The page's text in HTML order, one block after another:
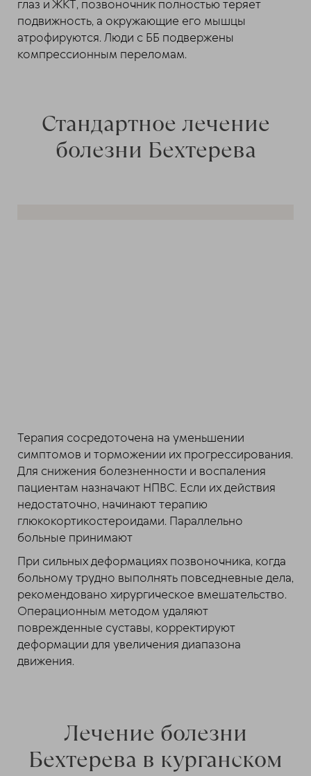
глаз и ЖКТ, позвоночник полностью теряет
подвижность, а окружающие его мышцы
атрофируются. Люди с ББ подвержены
компрессионным переломам.
Стандартное лечение
болезни Бехтерева
Терапия сосредоточена на уменьшении
симптомов и торможении их прогрессирования.
Для снижения болезненности и воспаления
пациентам назначают НПВС. Если их действия
недостаточно, начинают терапию
глюкокортикостероидами. Параллельно
больные принимают
При сильных деформациях позвоночника, когда
больному трудно выполнять повседневные дела,
рекомендовано хирургическое вмешательство.
Операционным методом удаляют
поврежденные суставы, корректируют
деформации для увеличения диапазона
движения.
Лечение болезни
Бехтерева в курганском